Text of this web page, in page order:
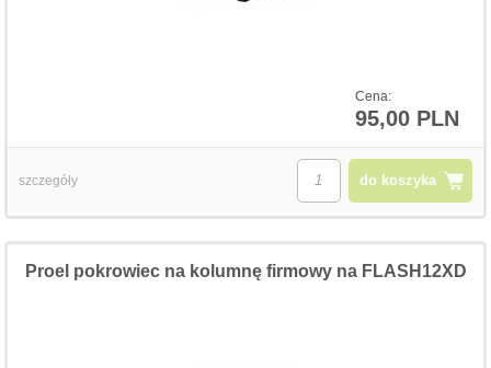
Cena:
95,00 PLN
do koszyka
szczegóły
Proel pokrowiec na kolumnę firmowy na FLASH12XD